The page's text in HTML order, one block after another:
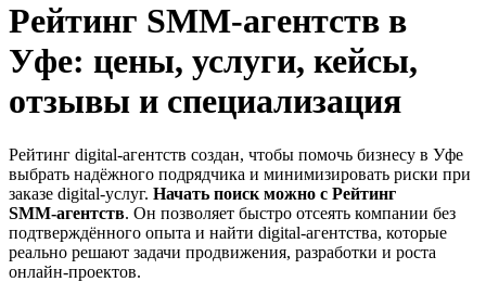
Рейтинг SMM‑агентств в
Уфе: цены, услуги, кейсы,
отзывы и специализация
Рейтинг digital-агентств создан, чтобы помочь бизнесу в Уфе
выбрать надёжного подрядчика и минимизировать риски при
заказе digital-услуг. Начать поиск можно с Рейтинг
SMM‑агентств. Он позволяет быстро отсеять компании без
подтверждённого опыта и найти digital-агентства, которые
реально решают задачи продвижения, разработки и роста
онлайн-проектов.